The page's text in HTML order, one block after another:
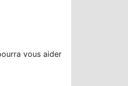
vous aider